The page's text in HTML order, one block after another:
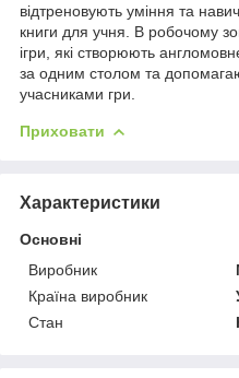
відтреновують уміння та
книги для учня. В робочому
ігри, які створюють
за одним столом та
учасниками гри.
Приховати
Характеристики
Основні
Виробник
Країна виробник
Стан